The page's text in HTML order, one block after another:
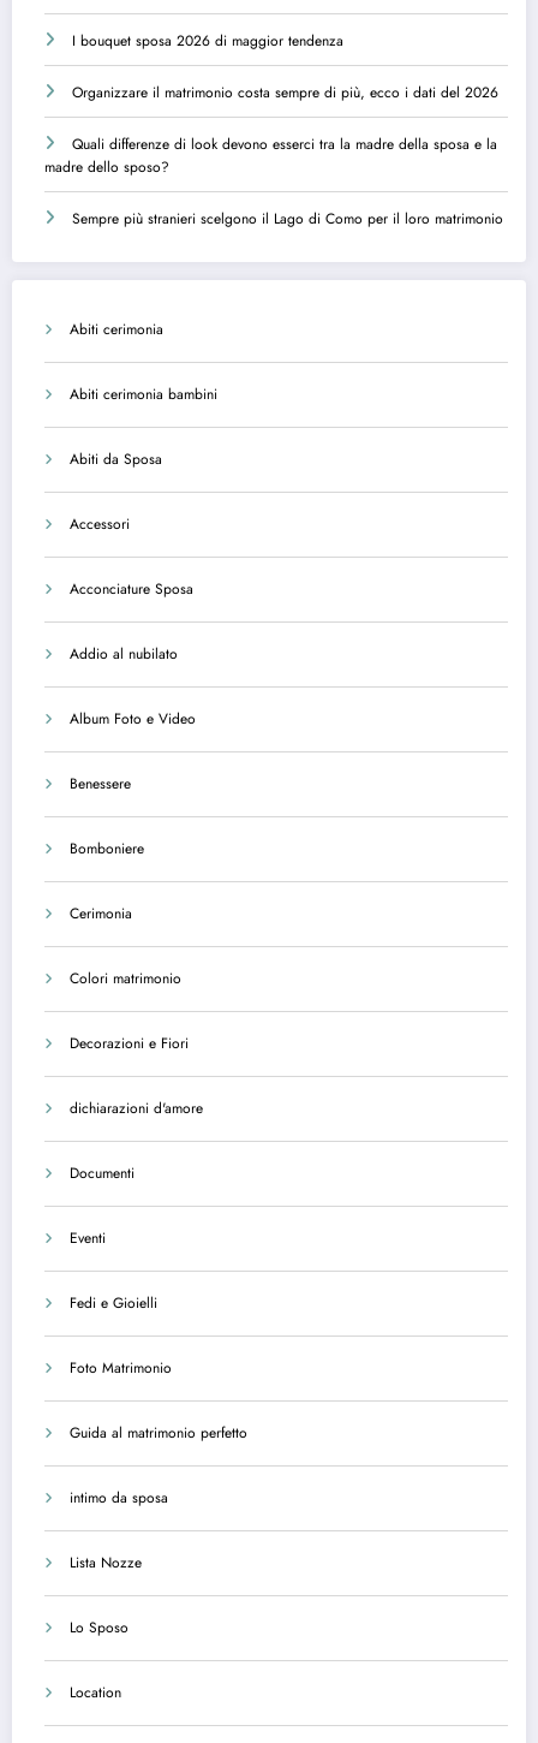
I bouquet sposa 2026 di maggior tendenza
Organizzare il matrimonio costa sempre di più, ecco i dati del 2026
Quali differenze di look devono esserci tra la madre della sposa e la
madre dello sposo?
Sempre più stranieri scelgono il Lago di Como per il loro matrimonio
Abiti cerimonia
Abiti cerimonia bambini
Abiti da Sposa
Accessori
Acconciature Sposa
Addio al nubilato
Album Foto e Video
Benessere
Bomboniere
Cerimonia
Colori matrimonio
Decorazioni e Fiori
dichiarazioni d'amore
Documenti
Eventi
Fedi e Gioielli
Foto Matrimonio
Guida al matrimonio perfetto
intimo da sposa
Lista Nozze
Lo Sposo
Location